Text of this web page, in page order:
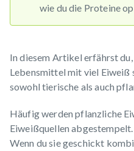
wie du die Proteine
In diesem Artikel erfährst du
Lebensmittel mit viel Eiweiß
sowohl tierische als auch
Häufig werden pflanzliche
Eiweißquellen
Wenn du sie geschickt